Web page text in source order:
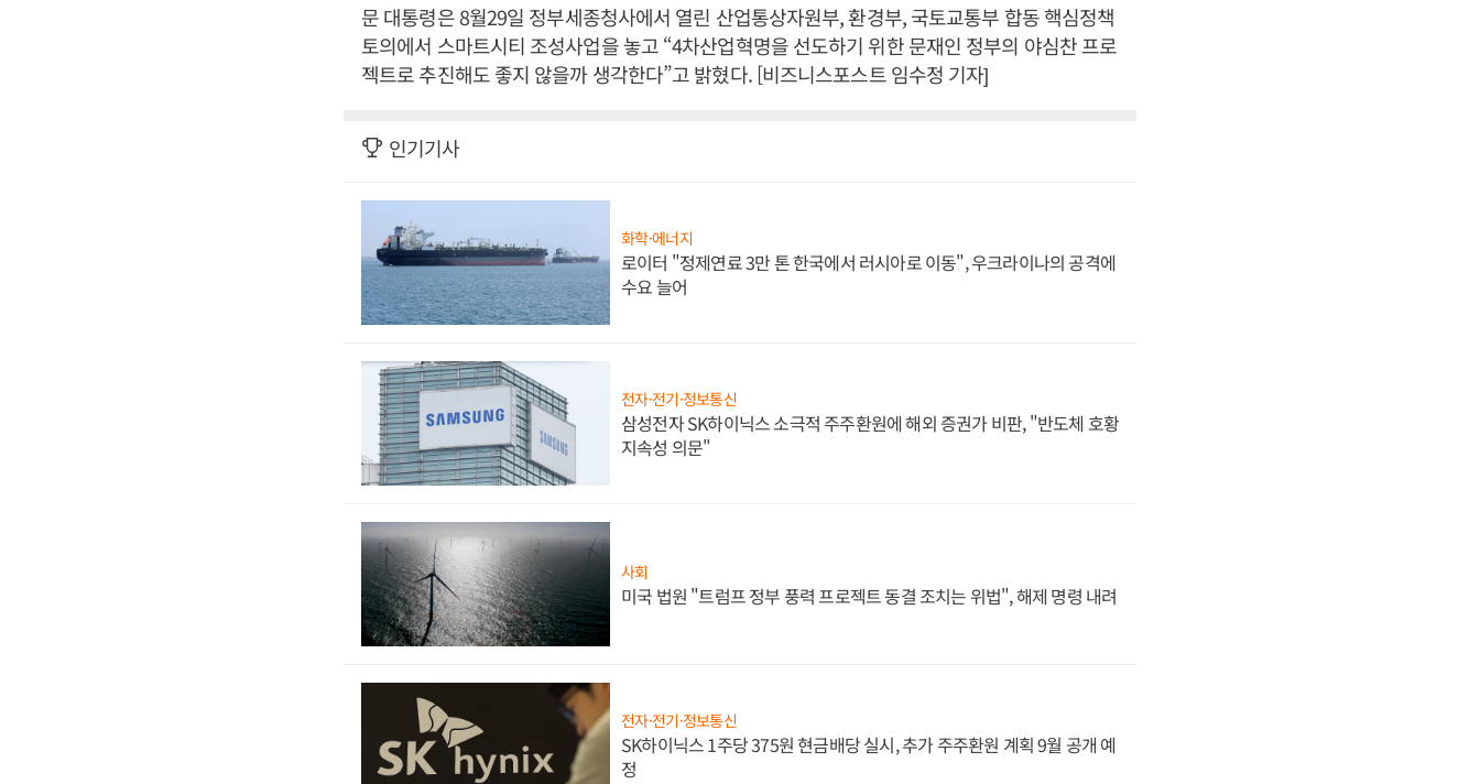
문 대통령은 8월29일 정부세종청사에서 열린 산업통상자원부, 환경부, 국토교통부 합동 핵심정책
토의에서 스마트시티 조성사업을 놓고 “4차산업혁명을 선도하기 위한 문재인 정부의 야심찬 프로
젝트로 추진해도 좋지 않을까 생각한다”고 밝혔다. [비즈니스포스트 임수정 기자]
인기기사
화학·에너지
로이터 "정제연료 3만 톤 한국에서 러시아로 이동", 우크라이나의 공격에
수요 늘어
전자·전기·정보통신
삼성전자 SK하이닉스 소극적 주주환원에 해외 증권가 비판, "반도체 호황
지속성 의문"
사회
미국 법원 "트럼프 정부 풍력 프로젝트 동결 조치는 위법", 해제 명령 내려
전자·전기·정보통신
SK하이닉스 1주당 375원 현금배당 실시, 추가 주주환원 계획 9월 공개 예
정